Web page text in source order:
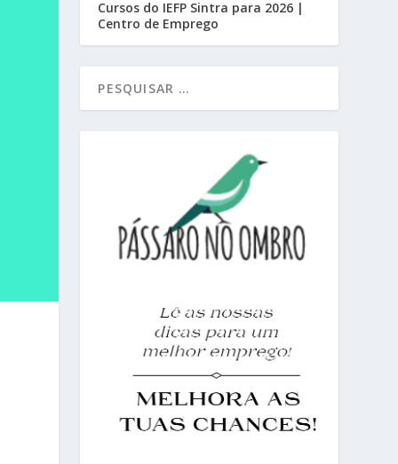
Cursos do IEFP Sintra para 2026 |
Centro de Emprego